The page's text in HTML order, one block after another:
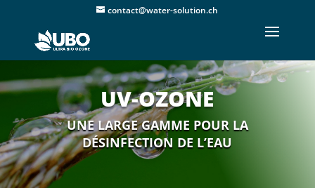
contact@water-solution.ch
UV-OZONE
UNE LARGE GAMME POUR LA
DÉSINFECTION DE L’EAU